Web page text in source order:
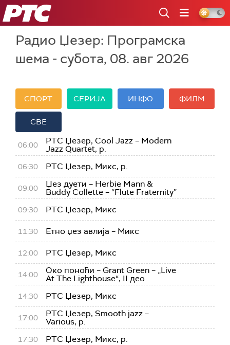
РТС
Радио Џезер: Програмска
шема - субота, 08. авг 2026
СПОРТ СЕРИЈА ИНФО ФИЛМ
СВЕ
06:00 РТС Џезер, Cool Jazz – Modern
Jazz Quartet, р.
06:30 РТС Џезер, Микс, р.
09:00 Џез дуети – Herbie Mann &
Buddy Collette – “Flute Fraternity”
09:30 РТС Џезер, Микс
11:30 Етно џез авлија – Микс
12:00 РТС Џезер, Микс
14:00 Око поноћи – Grant Green – „Live
At The Lighthouse“, II део
14:30 РТС Џезер, Микс
17:00 РТС Џезер, Smooth jazz –
Various, р.
17:30 РТС Џезер, Микс, р.